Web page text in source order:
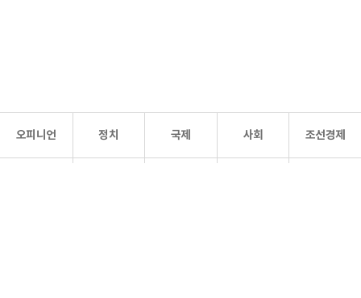
오피니언 정치 국제 사회 조선경제